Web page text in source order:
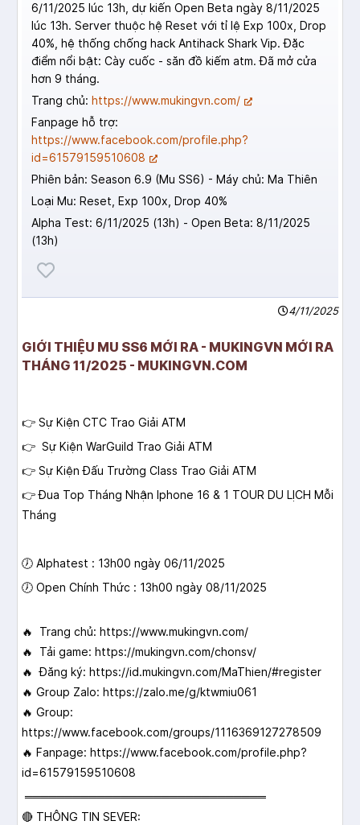
6/11/2025 lúc 13h, dự kiến Open Beta ngày 8/11/2025
lúc 13h. Server thuộc hệ Reset với tỉ lệ Exp 100x, Drop
40%, hệ thống chống hack Antihack Shark Vip. Đặc
điểm nổi bật: Cày cuốc - săn đồ kiếm atm. Đã mở cửa
hơn 9 tháng.
Trang chủ: https://www.mukingvn.com/
Fanpage hỗ trợ:
https://www.facebook.com/profile.php?
id=61579159510608
Phiên bản: Season 6.9 (Mu SS6) - Máy chủ: Ma Thiên
Loại Mu: Reset, Exp 100x, Drop 40%
Alpha Test: 6/11/2025 (13h) - Open Beta: 8/11/2025
(13h)
4/11/2025
GIỚI THIỆU MU SS6 MỚI RA - MUKINGVN MỚI RA
THÁNG 11/2025 - MUKINGVN.COM
👉 Sự Kiện CTC Trao Giải ATM
👉 Sự Kiện WarGuild Trao Giải ATM
👉 Sự Kiện Đấu Trường Class Trao Giải ATM
👉 Đua Top Tháng Nhận Iphone 16 & 1 TOUR DU LỊCH Mỗi
Tháng
🕖 Alphatest : 13h00 ngày 06/11/2025
🕖 Open Chính Thức : 13h00 ngày 08/11/2025
🔥 Trang chủ: https://www.mukingvn.com/
🔥 Tải game: https://mukingvn.com/chonsv/
🔥 Đăng ký: https://id.mukingvn.com/MaThien/#register
🔥 Group Zalo: https://zalo.me/g/ktwmiu061
🔥 Group:
https://www.facebook.com/groups/1116369127278509
🔥 Fanpage: https://www.facebook.com/profile.php?
id=61579159510608
══════════════════════════════
🔴 THÔNG TIN SEVER: